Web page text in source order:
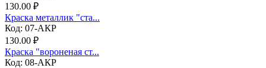
130.00 ₽
Краска металлик "ста...
Код: 07-АКР
130.00 ₽
Краска "вороненая ст...
Код: 08-АКР